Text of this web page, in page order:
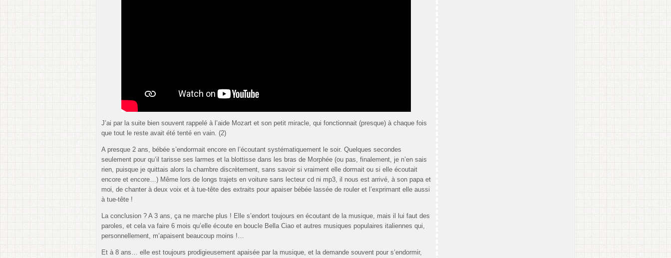
J’ai par la suite bien souvent rappelé à l’aide Mozart et son petit miracle, qui fonctionnait (presque) à chaque fois
que tout le reste avait été tenté en vain. (2)
A presque 2 ans, bébée s’endormait encore en l’écoutant systématiquement le soir. Quelques secondes
seulement pour qu’il tarisse ses larmes et la blottisse dans les bras de Morphée (ou pas, finalement, je n’en sais
rien, puisque je quittais alors la chambre discrètement, sans savoir si vraiment elle dormait ou si elle écoutait
encore et encore…) Même lors de longs trajets en voiture sans lecteur cd ni mp3, il nous est arrivé, à son papa et
moi, de chanter à deux voix et à tue-tête des extraits pour apaiser bébée lassée de rouler et l’exprimant elle aussi
à tue-tête !
La conclusion ? A 3 ans, ça ne marche plus ! Elle s’endort toujours en écoutant de la musique, mais il lui faut des
paroles, et cela va faire 6 mois qu’elle écoute en boucle Bella Ciao et autres musiques populaires italiennes qui,
personnellement, m’apaisent beaucoup moins !…
Et à 8 ans… elle est toujours prodigieusement apaisée par la musique, et la demande souvent pour s’endormir,